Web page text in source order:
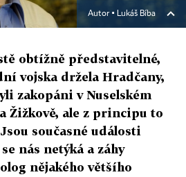
Autor ▪ Lukáš Bíba
obtížně představitelné,
vojska držela Hradčany,
zakopáni v Nuselském
Žižkově, ale z principu to
současné události
nás netýká a záhy
nějakého většího